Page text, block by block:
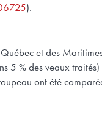
).
et des
5 % des veaux
ont été